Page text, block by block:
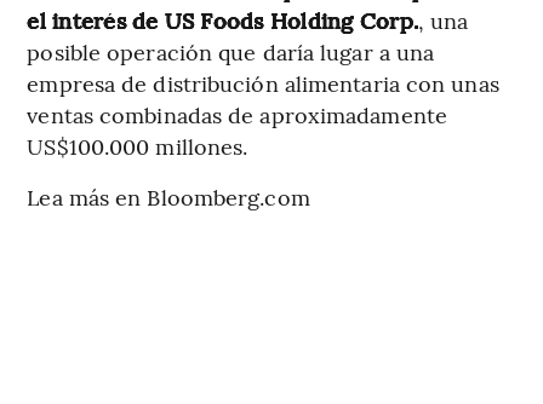
el interés de US Foods Holding Corp., una
posible operación que daría lugar a una
empresa de distribución alimentaria con unas
ventas combinadas de aproximadamente
US$100.000 millones.
Lea más en Bloomberg.com